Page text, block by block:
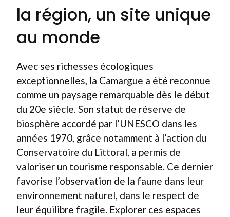
la région, un site unique
au monde
Avec ses richesses écologiques
exceptionnelles, la Camargue a été reconnue
comme un paysage remarquable dès le début
du 20e siècle. Son statut de réserve de
biosphère accordé par l’UNESCO dans les
années 1970, grâce notamment à l’action du
Conservatoire du Littoral, a permis de
valoriser un tourisme responsable. Ce dernier
favorise l’observation de la faune dans leur
environnement naturel, dans le respect de
leur équilibre fragile. Explorer ces espaces